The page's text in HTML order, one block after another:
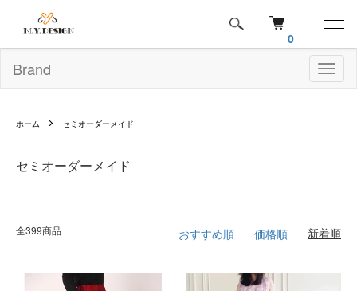
Brand
0
ホーム セミオーダーメイド
セミオーダーメイド
全399商品 おすすめ順 価格順 新着順